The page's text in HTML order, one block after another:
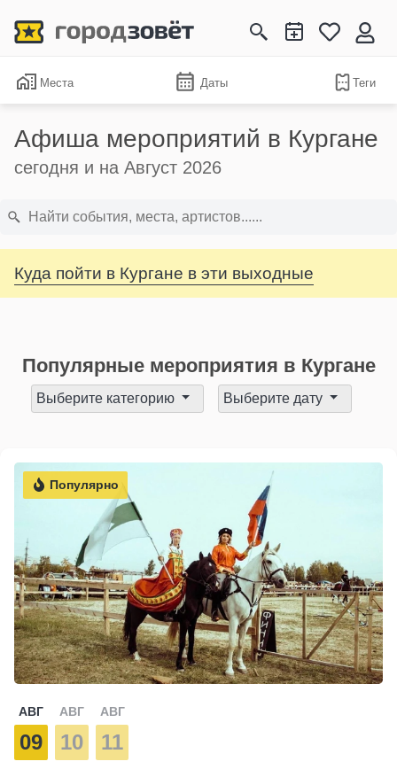
Места Даты Теги
Афиша мероприятий в Кургане
сегодня и на Август 2026
Куда пойти в Кургане в эти выходные
Популярные мероприятия в Кургане
Выберите категорию Выберите дату
Популярно
АВГ
09
АВГ
10
АВГ
11